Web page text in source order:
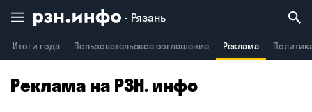
Рязань
Итоги года Пользовательское соглашение Реклама
Владимир
Реклама на РЗН. инфо